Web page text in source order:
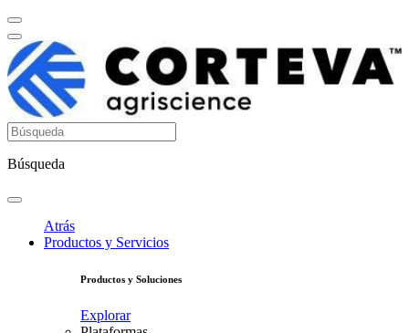
Búsqueda
Atrás
Productos y Servicios
Productos y Soluciones
Explorar